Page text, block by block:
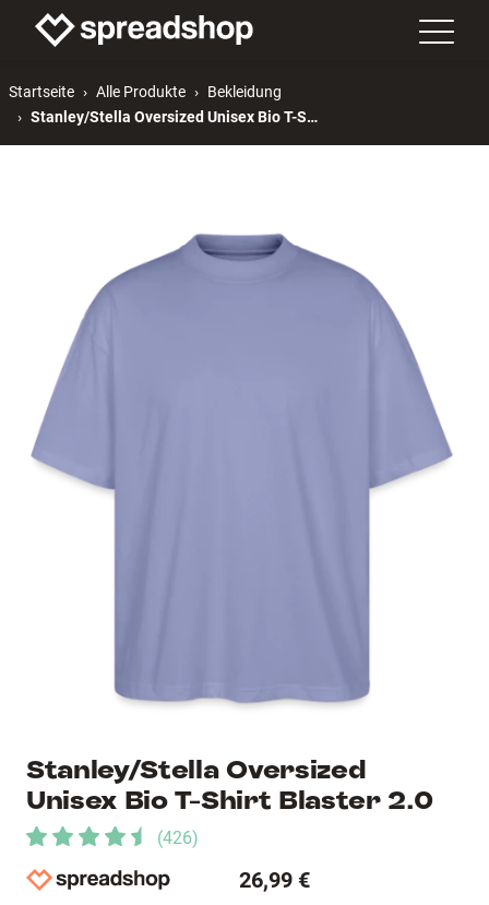
Startseite Alle Produkte
Bekleidung
Stanley/Stella Oversized Unisex Bio T-Shirt Blaster 2.0
Stanley/Stella Oversized
Unisex Bio T-Shirt Blaster 2.0
(426)
26,99 €